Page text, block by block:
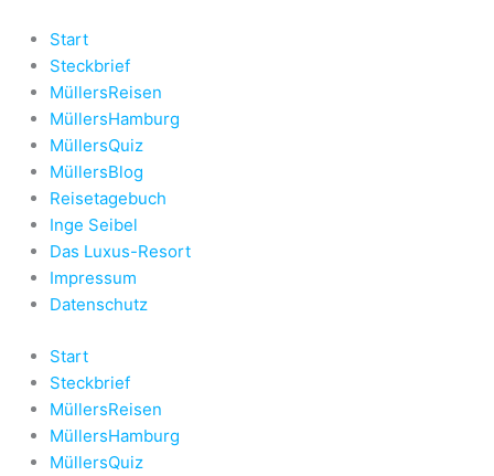
Inhalt
springen
Start
Steckbrief
MüllersReisen
MüllersHamburg
MüllersQuiz
MüllersBlog
Reisetagebuch
Inge Seibel
Das Luxus-Resort
Impressum
Datenschutz
Start
Steckbrief
MüllersReisen
MüllersHamburg
MüllersQuiz